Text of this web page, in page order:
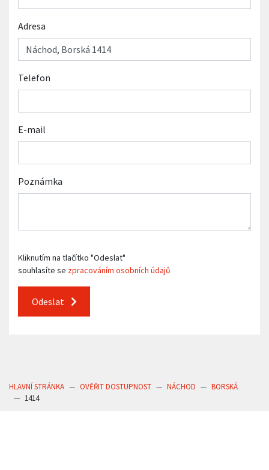
Adresa
Telefon
E-mail
Poznámka
Kliknutím na tlačítko "Odeslat"
souhlasíte se zpracováním osobních údajů
Odeslat
HLAVNÍ STRÁNKA OVĚŘIT DOSTUPNOST NÁCHOD
BORSKÁ
1414